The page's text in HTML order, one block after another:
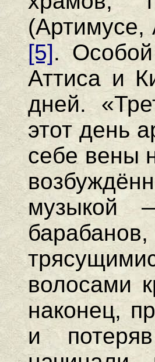
(Артимусе,
[5]. Особой
Аттиса и
дней.
этот день
себе вены
музыкой
волосами
наконец,
и